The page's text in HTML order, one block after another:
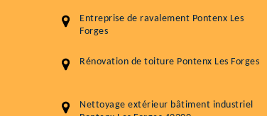
Entreprise de ravalement Pontenx Les
Forges
Rénovation de toiture Pontenx Les Forges
Nettoyage extérieur bâtiment industriel